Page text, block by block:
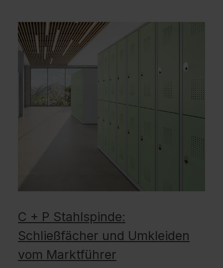
C + P Stahlspinde:
Schließfächer und Umkleiden
vom Marktführer